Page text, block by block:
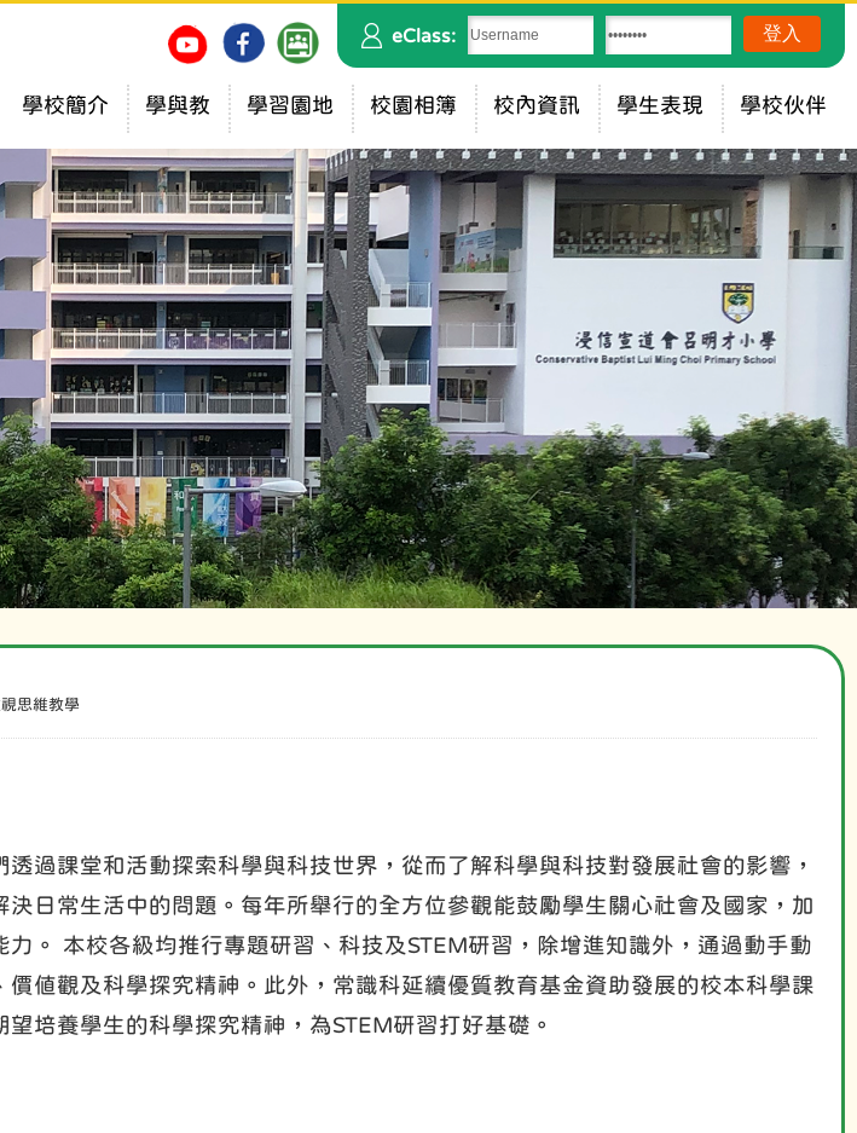
eClass:
學校簡介 學與教 學習園地 校園相簿 校內資訊 學生表現 學校伙伴
思維教學
過課堂和活動探索科學與科技世界，從而了解科學與科技對發展社會的影響，
日常生活中的問題。每年所舉行的全方位參觀能鼓勵學生關心社會及國家，加
。 本校各級均推行專題研習、科技及STEM研習，除增進知識外，通過動手動
值觀及科學探究精神。此外，常識科延續優質教育基金資助發展的校本科學課
培養學生的科學探究精神，為STEM研習打好基礎。